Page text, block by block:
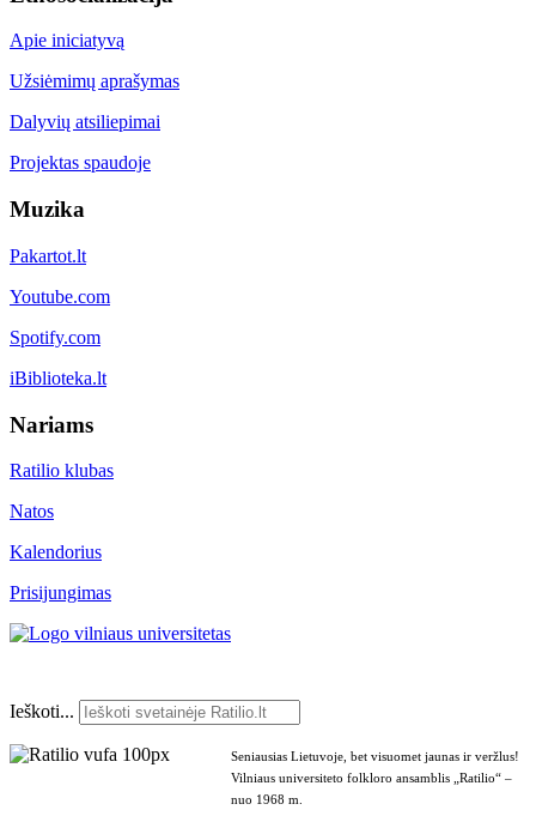
Apie iniciatyvą
Užsiėmimų aprašymas
Dalyvių atsiliepimai
Projektas spaudoje
Muzika
Pakartot.lt
Youtube.com
Spotify.com
iBiblioteka.lt
Nariams
Ratilio klubas
Natos
Kalendorius
Prisijungimas
Ieškoti...
Seniausias Lietuvoje, bet visuomet jaunas ir veržlus!
Vilniaus universiteto folkloro ansamblis „Ratilio“ –
nuo 1968 m.